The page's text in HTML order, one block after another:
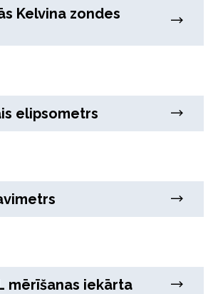
Kelvina zondes
elipsometrs
mērīšanas iekārta